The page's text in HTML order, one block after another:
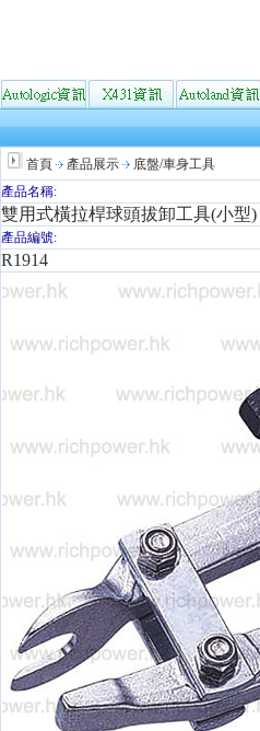
首頁 產品展示
底盤/車身工具
產品名稱:
雙用式橫拉桿球頭拔卸工具(小型)
產品編號:
R1914